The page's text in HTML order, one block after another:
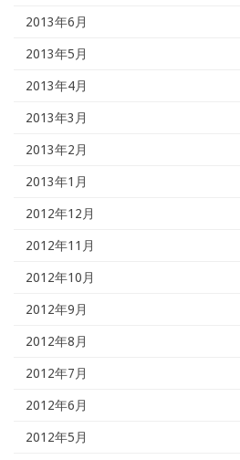
2013年6月
2013年5月
2013年4月
2013年3月
2013年2月
2013年1月
2012年12月
2012年11月
2012年10月
2012年9月
2012年8月
2012年7月
2012年6月
2012年5月